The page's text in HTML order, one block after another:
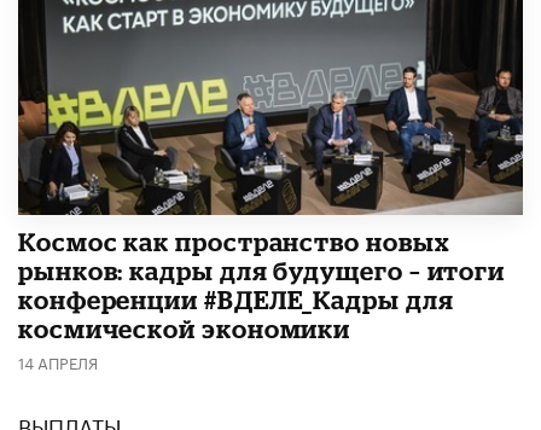
Космос как пространство новых
рынков: кадры для будущего – итоги
конференции #ВДЕЛЕ_Кадры для
космической экономики
14 АПРЕЛЯ